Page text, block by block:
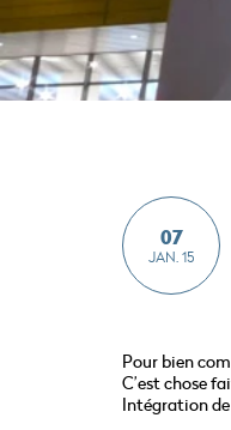
07
JAN. 15
Pour bien
C’est chose
Intégration